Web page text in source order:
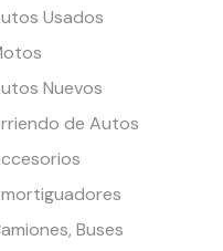
Usados
Nuevos
de Autos
Buses